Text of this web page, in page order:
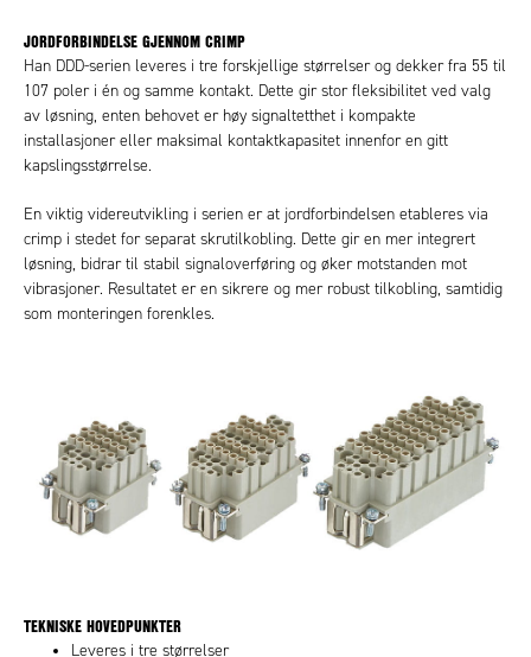
JORDFORBINDELSE GJENNOM CRIMP
Han DDD-serien leveres i tre forskjellige størrelser og dekker fra 55 til
107 poler i én og samme kontakt. Dette gir stor fleksibilitet ved valg
av løsning, enten behovet er høy signaltetthet i kompakte
installasjoner eller maksimal kontaktkapasitet innenfor en gitt
kapslingsstørrelse.
En viktig videreutvikling i serien er at jordforbindelsen etableres via
crimp i stedet for separat skrutilkobling. Dette gir en mer integrert
løsning, bidrar til stabil signaloverføring og øker motstanden mot
vibrasjoner. Resultatet er en sikrere og mer robust tilkobling, samtidig
som monteringen forenkles.
TEKNISKE HOVEDPUNKTER
Leveres i tre størrelser